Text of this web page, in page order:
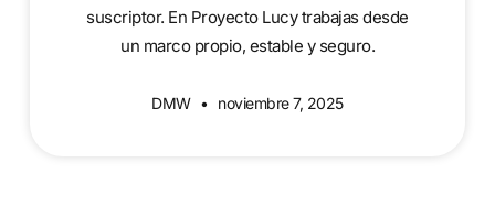
suscriptor. En Proyecto Lucy trabajas desde
un marco propio, estable y seguro.
DMW noviembre 7, 2025